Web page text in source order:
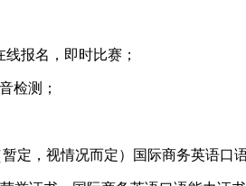
线报名，即时比赛；
检测；
定，视情况而定）国际商务英语口